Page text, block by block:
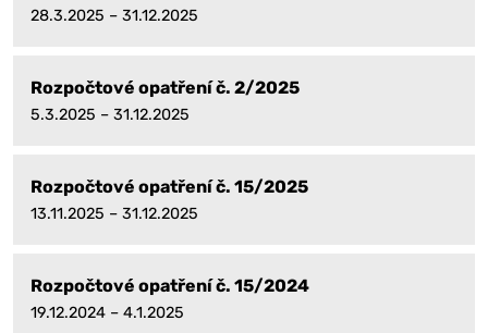
28.3.2025 – 31.12.2025
Rozpočtové opatření č. 2/2025
5.3.2025 – 31.12.2025
Rozpočtové opatření č. 15/2025
13.11.2025 – 31.12.2025
Rozpočtové opatření č. 15/2024
19.12.2024 – 4.1.2025